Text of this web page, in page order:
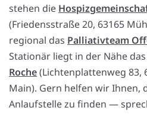
stehen die
(Friedensstraße 20, 63165
regional das Palliativteam
Stationär liegt in der Nähe das
Roche(Lichtenplattenweg 83,
Main). Gern helfen wir Ihnen,
Anlaufstelle zu finden —